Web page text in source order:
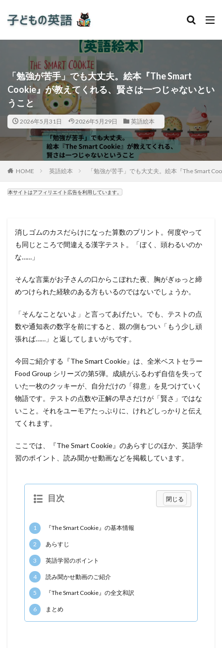
「勉強が苦手」でも大丈夫。絵本『The Smart
Cookie』が教えてくれる、賢さは一つじゃないとい
うこと
2026年5月31日 2026年5月29日 英語絵本
HOME 英語絵本 「勉強が苦手」でも大丈夫。絵本『The Smart
本サイトはアフィリエイト広告を利用しています。
消しゴムのカスだらけになった算数のプリント。何度やって
も同じところで間違える漢字テスト。「ぼく、頭わるいのか
な……」
そんな言葉がお子さんの口からこぼれた夜、胸がぎゅっと締
めつけられた経験のある方もいるのではないでしょうか。
「そんなことないよ」と言ってあげたい。でも、テストの点
数や通知表の数字を前にすると、親の側もつい「もう少し頑
張れば……」と返してしまいがちです。
今回ご紹介する『The Smart Cookie』は、全米ベストセラー
Food Group シリーズの第5弾。成績がふるわず自信を失って
いた一枚のクッキーが、自分だけの「得意」を見つけていく
物語です。テストの点数や正解の早さだけが「賢さ」ではな
いこと。それをユーモアたっぷりに、けれどしっかりと伝え
てくれます。
ここでは、『The Smart Cookie』のあらすじのほか、英語学
習のポイント、読み聞かせ動画などを掲載しています。
目次
1 『The Smart Cookie』の基本情報
2 あらすじ
3 英語学習のポイント
4 読み聞かせ動画のご紹介
5 『The Smart Cookie』の全文和訳
6 まとめ